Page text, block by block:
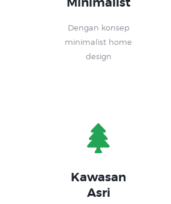
Dengan konsep
minimalist home
design
Kawasan
Asri